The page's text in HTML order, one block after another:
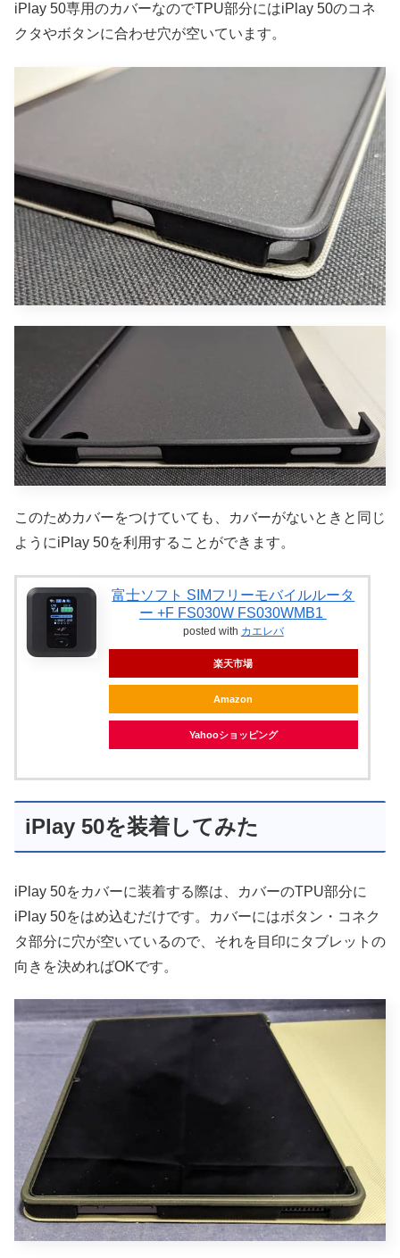
iPlay 50専用のカバーなのでTPU部分にはiPlay 50のコネ
クタやボタンに合わせ穴が空いています。
このためカバーをつけていても、カバーがないときと同じ
ようにiPlay 50を利用することができます。
富士ソフト SIMフリーモバイルルータ
ー +F FS030W FS030WMB1
posted with カエレバ
楽天市場
Amazon
Yahooショッピング
iPlay 50を装着してみた
iPlay 50をカバーに装着する際は、カバーのTPU部分に
iPlay 50をはめ込むだけです。カバーにはボタン・コネク
タ部分に穴が空いているので、それを目印にタブレットの
向きを決めればOKです。